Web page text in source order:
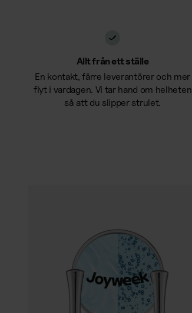
Allt från ett ställe
En kontakt, färre leverantörer och mer
flyt i vardagen. Vi tar hand om helheten
så att du slipper strulet.